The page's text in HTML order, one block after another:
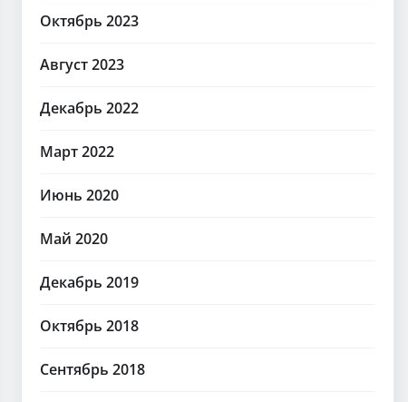
Октябрь 2023
Август 2023
Декабрь 2022
Март 2022
Июнь 2020
Май 2020
Декабрь 2019
Октябрь 2018
Сентябрь 2018